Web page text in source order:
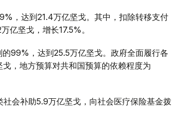
，达到21.4万亿坚戈。其中，扣除转移支付
亿坚戈，增长17.5%。
99%，达到25.5万亿坚戈。政府全面履行各
，地方预算对共和国预算的依赖程度为
会补助5.9万亿坚戈，向社会医疗保险基金拨